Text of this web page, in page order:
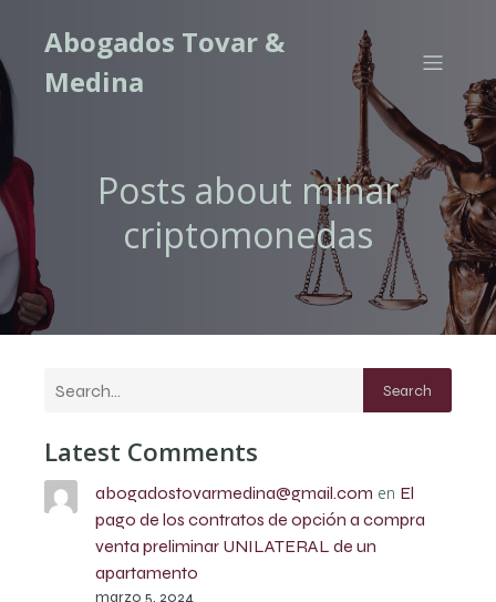
Abogados Tovar &
Medina
Posts about minar
criptomonedas
Search
Latest Comments
abogadostovarmedina@gmail.com en El
pago de los contratos de opción a compra
venta preliminar UNILATERAL de un
apartamento
marzo 5, 2024